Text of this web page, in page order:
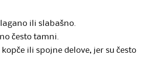
ili slabašno.
često tamni.
ili spojne delove, jer su često